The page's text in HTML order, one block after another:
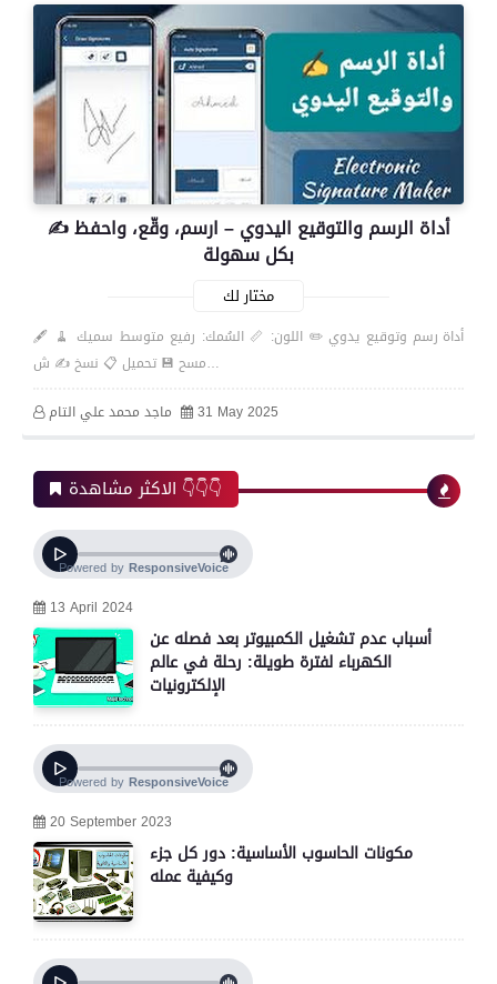
✍️ أداة الرسم والتوقيع اليدوي – ارسم، وقّع، واحفظ
بكل سهولة
مختار لك
🖋️ أداة رسم وتوقيع يدوي ✏️ اللون: 📏 السُمك: رفيع متوسط سميك 🧹
مسح 💾 تحميل 📋 نسخ ✍️ ش…
ماجد محمد علي التام
31 May 2025
الاكثر مشاهدة 👇👇👇
13 April 2024
أسباب عدم تشغيل الكمبيوتر بعد فصله عن
الكهرباء لفترة طويلة: رحلة في عالم
الإلكترونيات
20 September 2023
مكونات الحاسوب الأساسية: دور كل جزء
وكيفية عمله